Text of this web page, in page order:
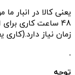
یعنی کالا در انبار
48 ساعت کاری
زمان نیاز دارد.(کاری
.
توجه